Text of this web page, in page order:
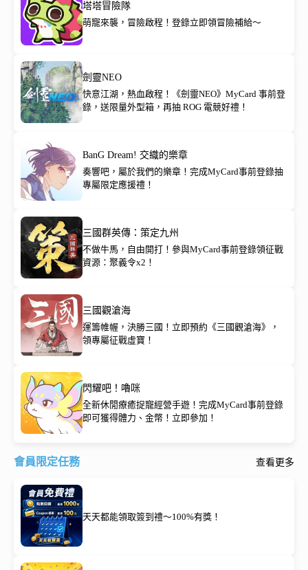
塔塔冒險隊
萌寵來襲，冒險啟程！登錄立即領冒險補給～
劍靈NEO
快意江湖，熱血啟程！《劍靈NEO》MyCard 事前登
錄，送限量外型箱，再抽 ROG 電競好禮！
BanG Dream! 交織的樂章
奏響吧，屬於我們的樂章！完成MyCard事前登錄抽
專屬限定應援禮！
三國群英傳：策定九州
不做牛馬，自由開打！參與MyCard事前登錄領征戰
資源：聚義令x2！
三國觀滄海
運籌帷幄，決勝三國！立即預約《三國觀滄海》，
領專屬征戰虛寶！
閃耀吧！嚕咪
全新休閒療癒捉寵經營手遊！完成MyCard事前登錄
即可獲得體力、金幣！立即參加！
會員限定任務 查看更多
天天都能領取簽到禮～100%有獎！